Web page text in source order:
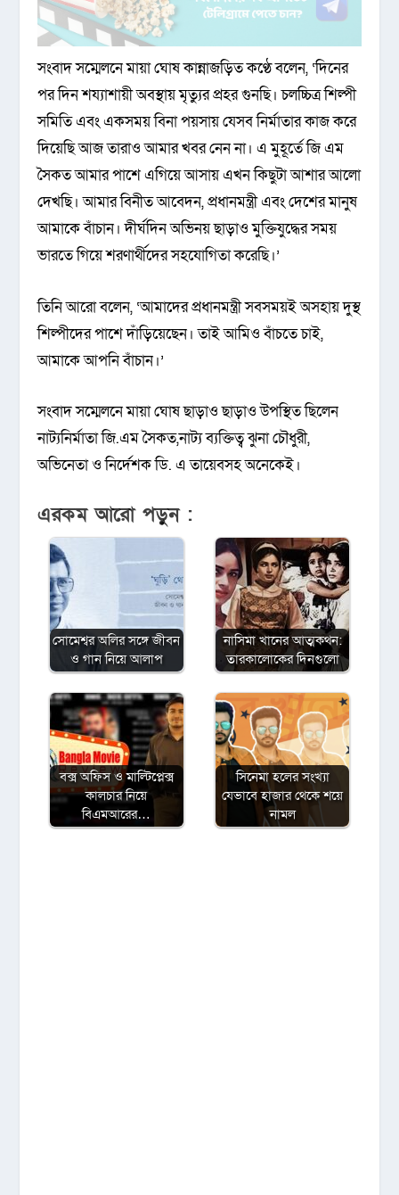
সংবাদ সম্মেলনে মায়া ঘোষ কান্নাজড়িত কণ্ঠে বলেন, ‘দিনের
পর দিন শয্যাশায়ী অবস্থায় মৃত্যুর প্রহর গুনছি। চলচ্চিত্র শিল্পী
সমিতি এবং একসময় বিনা পয়সায় যেসব নির্মাতার কাজ করে
দিয়েছি আজ তারাও আমার খবর নেন না। এ মুহূর্তে জি এম
সৈকত আমার পাশে এগিয়ে আসায় এখন কিছুটা আশার আলো
দেখছি। আমার বিনীত আবেদন, প্রধানমন্ত্রী এবং দেশের মানুষ
আমাকে বাঁচান। দীর্ঘদিন অভিনয় ছাড়াও মুক্তিযুদ্ধের সময়
ভারতে গিয়ে শরণার্থীদের সহযোগিতা করেছি।’
তিনি আরো বলেন, ‘আমাদের প্রধানমন্ত্রী সবসময়ই অসহায় দুস্থ
শিল্পীদের পাশে দাঁড়িয়েছেন। তাই আমিও বাঁচতে চাই,
আমাকে আপনি বাঁচান।’
সংবাদ সম্মেলনে মায়া ঘোষ ছাড়াও ছাড়াও উপস্থিত ছিলেন
নাট্যনির্মাতা জি.এম সৈকত,নাট্য ব্যক্তিত্ব ঝুনা চৌধুরী,
অভিনেতা ও নির্দেশক ডি. এ তায়েবসহ অনেকেই।
এরকম আরো পড়ুন :
সোমেশ্বর অলির সঙ্গে জীবন
ও গান নিয়ে আলাপ
নাসিমা খানের আত্মকথন:
তারকালোকের দিনগুলো
বক্স অফিস ও মাল্টিপ্লেক্স
কালচার নিয়ে
বিএমআরের…
সিনেমা হলের সংখ্যা
যেভাবে হাজার থেকে শয়ে
নামল